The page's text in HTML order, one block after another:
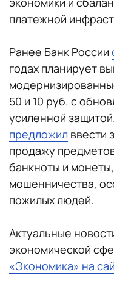
платежной
Ранее Банк России
годах планирует
50 и 10 руб. с
усиленной
предложил ввести
продажу
банкноты и
мошенничества,
пожилых людей.
Актуальные
экономической
«Экономика» на